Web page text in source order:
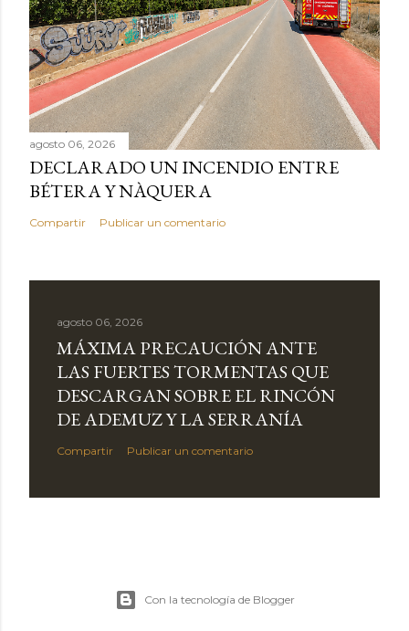
agosto 06, 2026
DECLARADO UN INCENDIO ENTRE
BÉTERA Y NÀQUERA
Compartir Publicar un comentario
agosto 06, 2026
MÁXIMA PRECAUCIÓN ANTE
LAS FUERTES TORMENTAS QUE
DESCARGAN SOBRE EL RINCÓN
DE ADEMUZ Y LA SERRANÍA
Compartir Publicar un comentario
Con la tecnología de Blogger